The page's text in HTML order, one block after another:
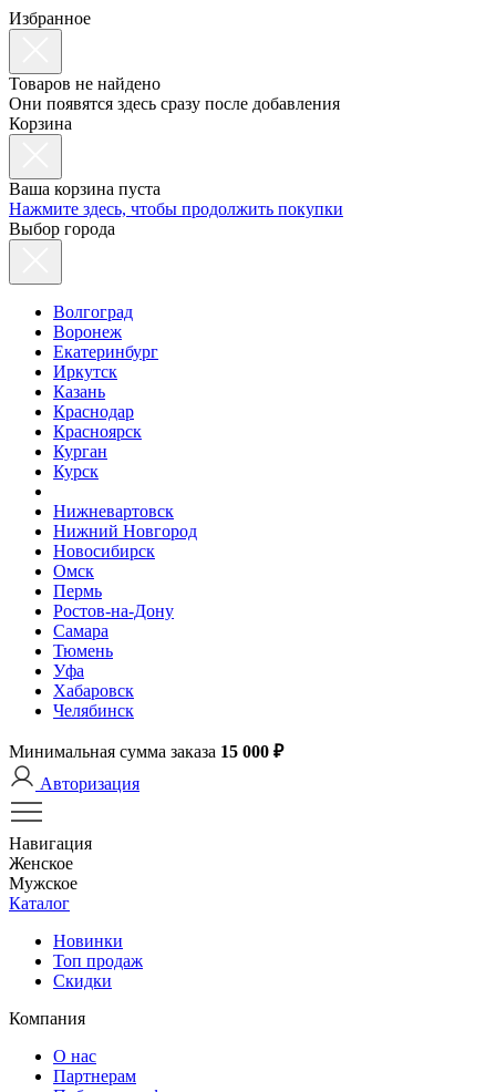
Избранное
Товаров не найдено
Они появятся здесь сразу после добавления
Корзина
Ваша корзина пуста
Нажмите здесь, чтобы продолжить покупки
Выбор города
Волгоград
Воронеж
Екатеринбург
Иркутск
Казань
Краснодар
Красноярск
Курган
Курск
Нижневартовск
Нижний Новгород
Новосибирск
Омск
Пермь
Ростов-на-Дону
Самара
Тюмень
Уфа
Хабаровск
Челябинск
Минимальная сумма заказа 15 000 ₽
Авторизация
Навигация
Женское
Мужское
Каталог
Новинки
Топ продаж
Скидки
Компания
О нас
Партнерам